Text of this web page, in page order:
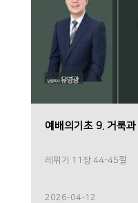
예배의기초 9. 거룩
레위기 11장 44-45절
2026-04-12